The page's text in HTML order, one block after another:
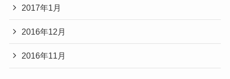
2017年1月
2016年12月
2016年11月